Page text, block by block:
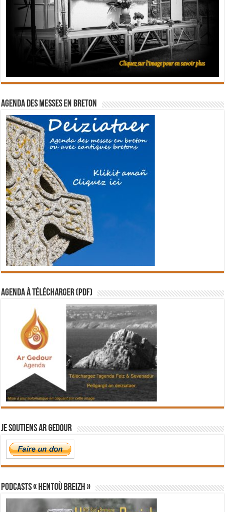
Agenda des messes en breton
Agenda à télécharger (PDF)
Je soutiens Ar Gedour
PODCASTS « Hentoù Breizh »